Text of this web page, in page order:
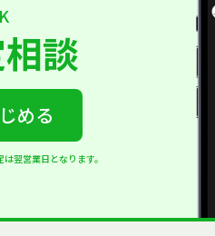
談
める
翌営業日となります。